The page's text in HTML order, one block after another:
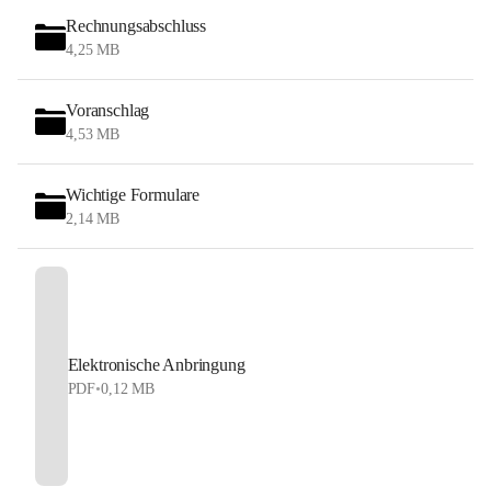
Rechnungsabschluss
4,25 MB
Voranschlag
4,53 MB
Wichtige Formulare
2,14 MB
Elektronische Anbringung
PDF•0,12 MB